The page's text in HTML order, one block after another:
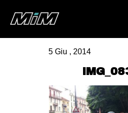
ABOUT
AREA
5 Giu , 2014